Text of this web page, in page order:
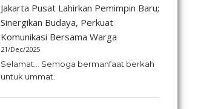
Jakarta Pusat Lahirkan Pemimpin Baru;
Sinergikan Budaya, Perkuat
Komunikasi Bersama Warga
21/Dec/2025
Selamat... Semoga bermanfaat berkah
untuk ummat.